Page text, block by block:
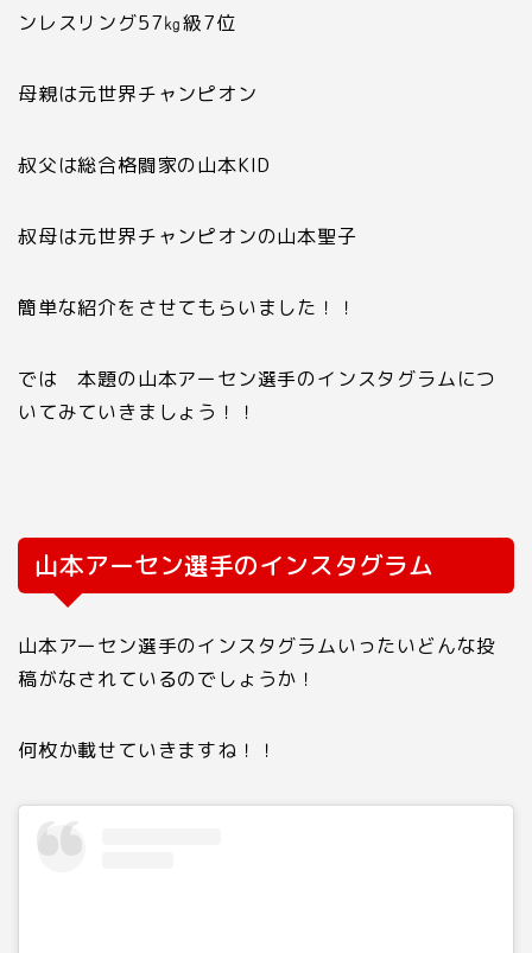
ンレスリング57㎏級7位
母親は元世界チャンピオン
叔父は総合格闘家の山本KID
叔母は元世界チャンピオンの山本聖子
簡単な紹介をさせてもらいました！！
では 本題の山本アーセン選手のインスタグラムにつ
いてみていきましょう！！
山本アーセン選手のインスタグラム
山本アーセン選手のインスタグラムいったいどんな投
稿がなされているのでしょうか！
何枚か載せていきますね！！